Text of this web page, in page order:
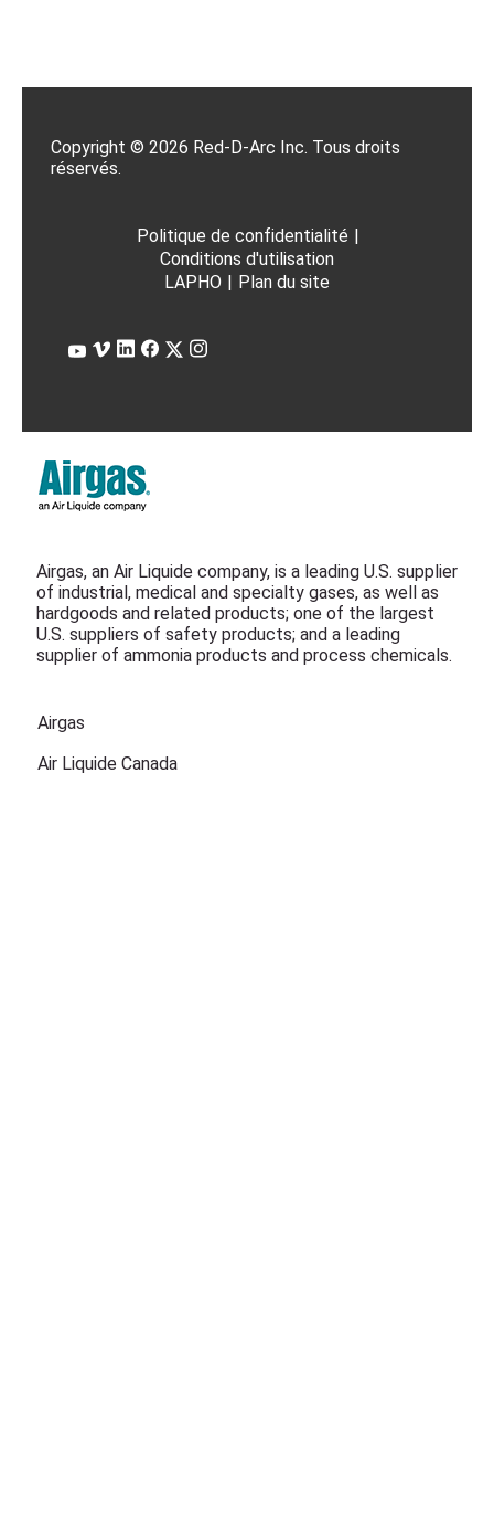
Copyright © 2026 Red-D-Arc Inc. Tous droits
réservés.
Politique de confidentialité
Conditions d'utilisation
LAPHO
Plan du site
Airgas, an Air Liquide company, is a leading U.S. supplier
of industrial, medical and specialty gases, as well as
hardgoods and related products; one of the largest
U.S. suppliers of safety products; and a leading
supplier of ammonia products and process chemicals.
Airgas
Air Liquide Canada